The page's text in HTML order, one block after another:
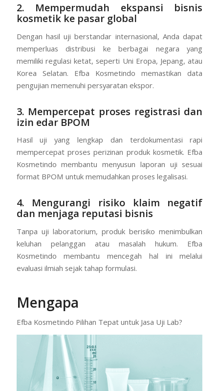
2. Mempermudah ekspansi bisnis
kosmetik ke pasar global
Dengan hasil uji berstandar internasional, Anda dapat
memperluas distribusi ke berbagai negara yang
memiliki regulasi ketat, seperti Uni Eropa, Jepang, atau
Korea Selatan. Efba Kosmetindo memastikan data
pengujian memenuhi persyaratan ekspor.
3. Mempercepat proses registrasi dan
izin edar BPOM
Hasil uji yang lengkap dan terdokumentasi rapi
mempercepat proses perizinan produk kosmetik. Efba
Kosmetindo membantu menyusun laporan uji sesuai
format BPOM untuk memudahkan proses legalisasi.
4. Mengurangi risiko klaim negatif
dan menjaga reputasi bisnis
Tanpa uji laboratorium, produk berisiko menimbulkan
keluhan pelanggan atau masalah hukum. Efba
Kosmetindo membantu mencegah hal ini melalui
evaluasi ilmiah sejak tahap formulasi.
Mengapa
Efba Kosmetindo Pilihan Tepat untuk Jasa Uji Lab?